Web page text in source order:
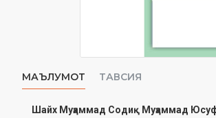
МАЪЛУМОТ ТАВСИЯ
Шайх Муҳаммад Содиқ Муҳаммад